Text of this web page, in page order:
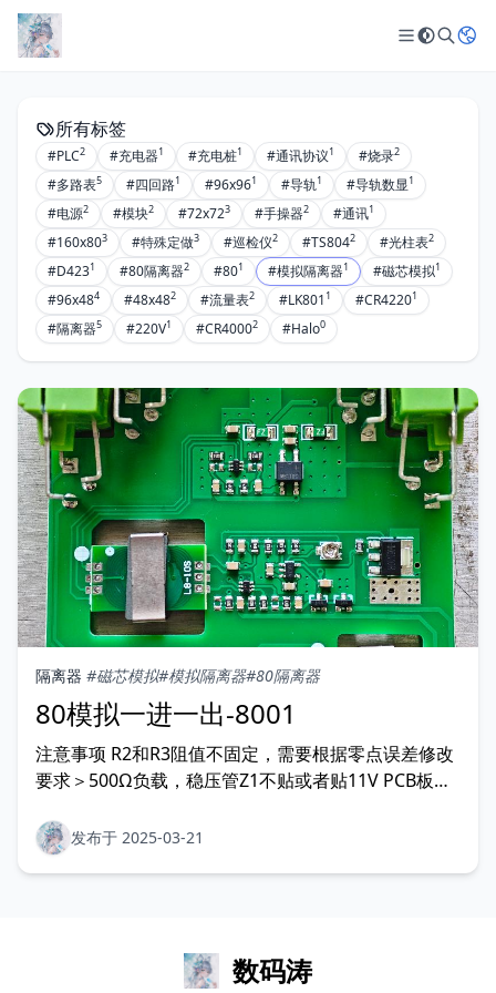
所有标签
#PLC2 #充电器1 #充电桩1 #通讯协议1 #烧录2
#多路表5 #四回路1 #96x961 #导轨1 #导轨数显1
#电源2 #模块2 #72x723 #手操器2 #通讯1
#160x803 #特殊定做3 #巡检仪2 #TS8042 #光柱表2
#D4231 #80隔离器2 #801 #模拟隔离器1 #磁芯模拟1
#96x484 #48x482 #流量表2 #LK801 1 #CR42201
#隔离器5 #220V1 #CR40002 #Halo0
隔离器 #磁芯模拟#模拟隔离器#80隔离器
80模拟一进一出-8001
注意事项 R2和R3阻值不固定，需要根据零点误差修改
要求＞500Ω负载，稳压管Z1不贴或者贴11V PCB板与
流大，仪表工作正常 >磁芯未安装到位，留有缝隙 电
源电流很大，仪表工作不正常 >线圈板输出短路 >磁芯
发布于 2025-03-21
数码涛